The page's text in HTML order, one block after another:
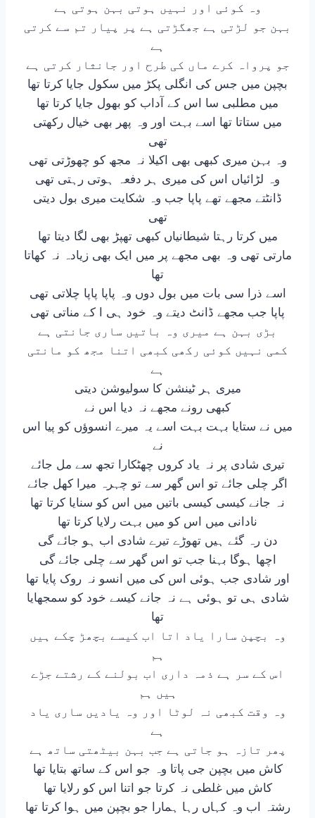
وہ کوئی اور نہیں ہوتی بہن ہوتی ہے
بہن جو لڑتی ہے جھگڑتی ہے پر پیار تم سے کرتی
ہے
جو پرواہ کرے ماں کی طرح اور جانثار کرتی ہے
بچپن میں جس کی انگلی پکڑ میں سکول جایا کرتا تھا
میں مطلبی سا اس کے آداب کو بھول جایا کرتا تھا
میں ستاتا تھا اسے بہت اور وہ پھر بھی خیال رکھتی
تھی
وہ بہن میری کبھی بھی اکیلا نہ مجھ کو چھوڑتی تھی
وہ لڑائیاں اس کی میری ہر دفعہ ہوتی رہتی تھی
ڈانٹتے مجھے تھے پاپا جب وہ شکایت میری بول دیتی
تھی
میں کرتا رہتا شیطانیاں کبھی تھپڑ بھی لگا دیتا تھا
مارتی تھی وہ بھی مجھے پر میں ایک بھی زیادہ نہ کھاتا
تھا
اسے ذرا سی بات میں بول دوں وہ پاپا پاپا چلاتی تھی
پاپا جب مجھے ڈانٹ دیتے وہ خود ہی ا کے مناتی تھی
بڑی بہن ہے میری وہ باتیں ساری جانتی ہے
کمی نہیں کوئی رکھی کبھی اتنا مجھ کو مانتی
ہے
میری ہر ٹینشن کا سولیوشن دیتی
کبھی رونے مجھے نہ دیا اس نے
میں نے ستایا بہت بہت اسے یہ میرے انسوؤں کو پیا اس
نے
تیری شادی پر نہ یاد کروں چھٹکارا تجھ سے مل جائے
اگر چلی جائے تو اس گھر سے تو چہرہ میرا کھل جائے
نہ جانے کیسی کیسی باتیں میں اس کو سنایا کرتا تھا
نادانی میں اس کو میں بہت رلایا کرتا تھا
دن رہ گئے ہیں تھوڑے تیرے شادی اب ہو جائے گی
اچھا ہوگا بہنا جب تو اس گھر سے چلی جائے گی
اور شادی جب ہوئی اس کی میں انسو نہ روک پایا تھا
شادی ہی تو ہوئی ہے نہ جانے کیسے خود کو سمجھایا
تھا
وہ بچپن سارا یاد اتا اب کیسے بچھڑ چکے ہیں
ہم
اس کے سر ہے ذمہ داری اب بولنے کے رشتے جڑے
ہیں ہم
وہ وقت کبھی نہ لوٹا اور وہ یادیں ساری یاد
ہے
پھر تازہ ہو جاتی ہے جب بہن بیٹھتی ساتھ ہے
کاش میں بچپن جی پاتا وہ جو اس کے ساتھ بتایا تھا
کاش میں غلطی نہ کرتا جو اتنا اس کو رلایا تھا
رشتہ اب وہ کہاں رہا ہمارا جو بچپن میں ہوا کرتا تھا